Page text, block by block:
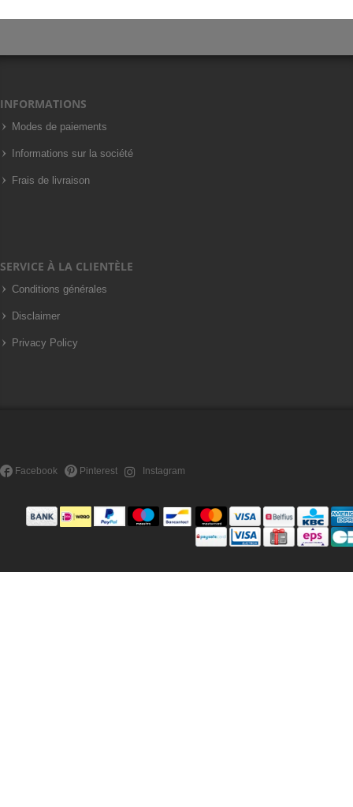
INFORMATIONS
Modes de paiements
Informations sur la société
Frais de livraison
SERVICE À LA CLIENTÈLE
Conditions générales
Disclaimer
Privacy Policy
Facebook Pinterest Instagram